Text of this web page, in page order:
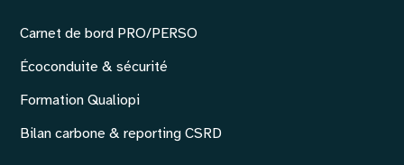
Carnet de bord PRO/PERSO
Écoconduite & sécurité
Formation Qualiopi
Bilan carbone & reporting CSRD